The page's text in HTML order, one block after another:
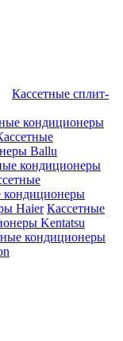
Кассетные сплит-
кондиционеры
Ballu
кондиционеры
кондиционеры
Haier Кассетные
Kentatsu
кондиционеры